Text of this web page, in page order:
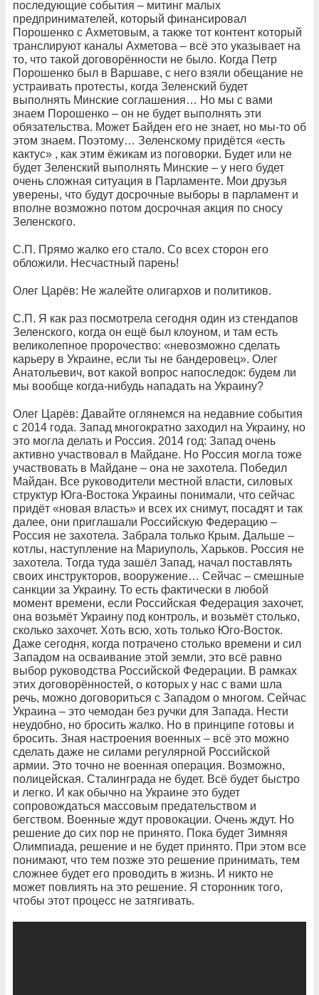
последующие события – митинг малых
предпринимателей, который финансировал
Порошенко с Ахметовым, а также тот контент который
транслируют каналы Ахметова – всё это указывает на
то, что такой договорённости не было. Когда Петр
Порошенко был в Варшаве, с него взяли обещание не
устраивать протесты, когда Зеленский будет
выполнять Минские соглашения… Но мы с вами
знаем Порошенко – он не будет выполнять эти
обязательства. Может Байден его не знает, но мы-то об
этом знаем. Поэтому… Зеленскому придётся «есть
кактус» , как этим ёжикам из поговорки. Будет или не
будет Зеленский выполнять Минские – у него будет
очень сложная ситуация в Парламенте. Мои друзья
уверены, что будут досрочные выборы в парламент и
вполне возможно потом досрочная акция по сносу
Зеленского.
С.П. Прямо жалко его стало. Со всех сторон его
обложили. Несчастный парень!
Олег Царёв: Не жалейте олигархов и политиков.
С.П. Я как раз посмотрела сегодня один из стендапов
Зеленского, когда он ещё был клоуном, и там есть
великолепное пророчество: «невозможно сделать
карьеру в Украине, если ты не бандеровец». Олег
Анатольевич, вот какой вопрос напоследок: будем ли
мы вообще когда-нибудь нападать на Украину?
Олег Царёв: Давайте оглянемся на недавние события
с 2014 года. Запад многократно заходил на Украину, но
это могла делать и Россия. 2014 год: Запад очень
активно участвовал в Майдане. Но Россия могла тоже
участвовать в Майдане – она не захотела. Победил
Майдан. Все руководители местной власти, силовых
структур Юга-Востока Украины понимали, что сейчас
придёт «новая власть» и всех их снимут, посадят и так
далее, они приглашали Российскую Федерацию –
Россия не захотела. Забрала только Крым. Дальше –
котлы, наступление на Мариуполь, Харьков. Россия не
захотела. Тогда туда зашёл Запад, начал поставлять
своих инструкторов, вооружение… Сейчас – смешные
санкции за Украину. То есть фактически в любой
момент времени, если Российская Федерация захочет,
она возьмёт Украину под контроль, и возьмёт столько,
сколько захочет. Хоть всю, хоть только Юго-Восток.
Даже сегодня, когда потрачено столько времени и сил
Западом на осваивание этой земли, это всё равно
выбор руководства Российской Федерации. В рамках
этих договорённостей, о которых у нас с вами шла
речь, можно договориться с Западом о многом. Сейчас
Украина – это чемодан без ручки для Запада. Нести
неудобно, но бросить жалко. Но в принципе готовы и
бросить. Зная настроения военных – всё это можно
сделать даже не силами регулярной Российской
армии. Это точно не военная операция. Возможно,
полицейская. Сталинграда не будет. Всё будет быстро
и легко. И как обычно на Украине это будет
сопровождаться массовым предательством и
бегством. Военные ждут провокации. Очень ждут. Но
решение до сих пор не принято. Пока будет Зимняя
Олимпиада, решение и не будет принято. При этом все
понимают, что тем позже это решение принимать, тем
сложнее будет его проводить в жизнь. И никто не
может повлиять на это решение. Я сторонник того,
чтобы этот процесс не затягивать.